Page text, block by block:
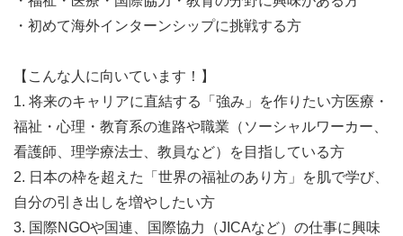
・初めて海外インターンシップに挑戦する方
【こんな人に向いています！】
1. 将来のキャリアに直結する「強み」を作りたい方医療・
福祉・心理・教育系の進路や職業（ソーシャルワーカー、
看護師、理学療法士、教員など）を目指している方
2. 日本の枠を超えた「世界の福祉のあり方」を肌で学び、
自分の引き出しを増やしたい方
3. 国際NGOや国連、国際協力（JICAなど）の仕事に興味